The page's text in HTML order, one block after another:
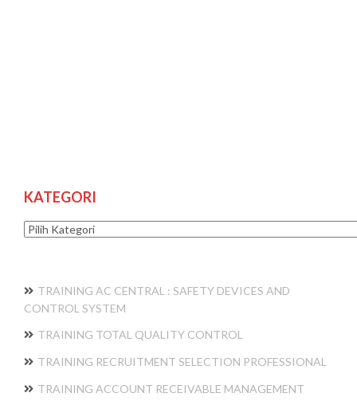
KATEGORI
Kategori
TRAINING AC CENTRAL : SAFETY DEVICES AND
CONTROL SYSTEM
TRAINING TOTAL QUALITY CONTROL
TRAINING RECRUITMENT SELECTION PROFESSIONAL
TRAINING ACCOUNT RECEIVABLE MANAGEMENT